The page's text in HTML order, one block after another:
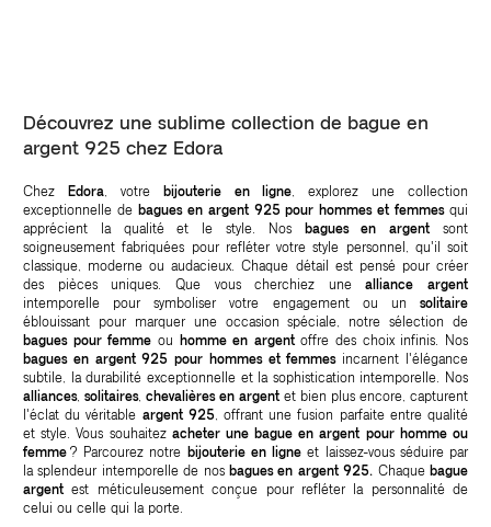
Découvrez une sublime collection de bague en
argent 925 chez Edora
Chez Edora, votre bijouterie en ligne, explorez une collection
exceptionnelle de bagues en argent 925 pour hommes et femmesqui
apprécient la qualité et le style. Nos
bagues en argent sont
soigneusement fabriquées pour refléter votre style personnel, qu'il soit
classique, moderne ou audacieux. Chaque détail est pensé pour créer
des pièces uniques. Que vous cherchiez unealliance argent
intemporelle pour symboliser votre engagement ou un solitaire
éblouissant pour marquer une occasion spéciale, notre sélection de
bagues pour femme ou homme en argentoffre des choix infinis. Nos
bagues en argent 925 pour hommes et femmes incarnent l'élégance
subtile, la durabilité exceptionnelle et la sophistication intemporelle. Nos
alliances, solitaires, chevalières en argent et bien plus encore, capturent
l'éclat du véritable argent 925, offrant une fusion parfaite entre qualité
et style. Vous souhaitez acheter une bague en argent pour homme ou
femme ? Parcourez notre bijouterie en ligneet laissez-vous séduire par
la splendeur intemporelle de nos bagues en argent 925. Chaque bague
argent est méticuleusement conçue pour refléter la personnalité de
celui ou celle qui la porte.